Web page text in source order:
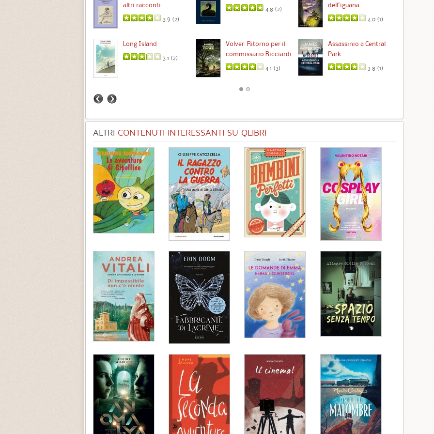
altri racconti
3.9 (2)
4.8 (2)
dell'iguana
4.0 (1)
Long Island
3.1 (2)
Volver. Ritorno per il
commissario Ricciardi
4.1 (3)
Assassinio a Central
Park
3.8 (1)
ALTRI CONTENUTI INTERESSANTI SU QLIBRI